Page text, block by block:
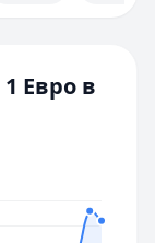
1 Евро в